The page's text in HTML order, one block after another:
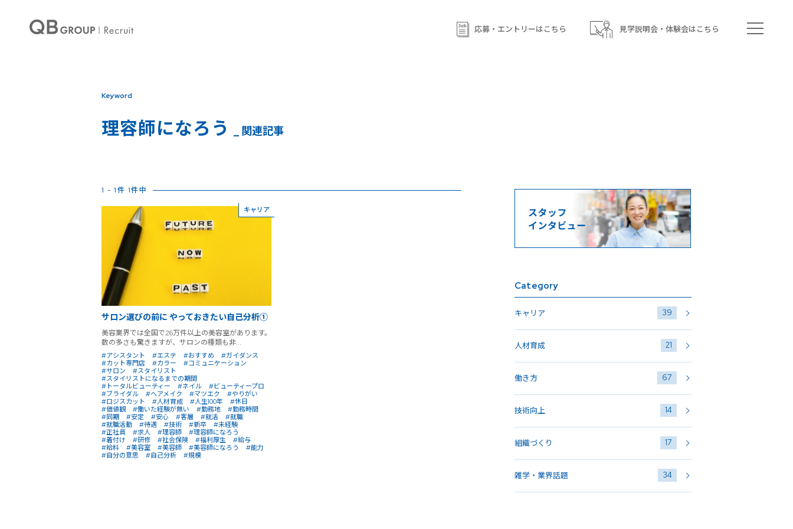
応募・エントリーはこちら 見学説明会・体験会はこちら
Keyword
理容師になろう _ 関連記事
1 - 1件 1件中
キャリア
サロン選びの前に やっておきたい自己分析①
美容業界では全国で26万件以上の美容室があります。
数の多さも驚きますが、サロンの種類も非...
#アシスタント #エステ #おすすめ
#ガイダンス
#カット専門店
#カラー
#コミュニケーション
#サロン
#スタイリスト
#スタイリストになるまでの期間
#トータルビューティー
#ネイル
#ビューティープロ
#ブライダル
#ヘアメイク #マツエク
#やりがい
#ロジスカット
#人材育成 #人生100年
#休日
#価値観
#働いた経験が無い #勤務地
#勤務時間
#同期
#安定 #安心 #客層 #就活
#就職
#就職活動
#待遇 #技術 #新卒
#未経験
#正社員
#求人 #理容師
#理容師になろう
#着付け
#研修 #社会保険 #福利厚生
#給与
#給料
#美容室 #美容師 #美容師になろう
#能力
#自分の意思
#自己分析 #規模
Category
キャリア 39
人材育成 21
働き方 67
技術向上 14
組織づくり 17
雑学・業界話題 34